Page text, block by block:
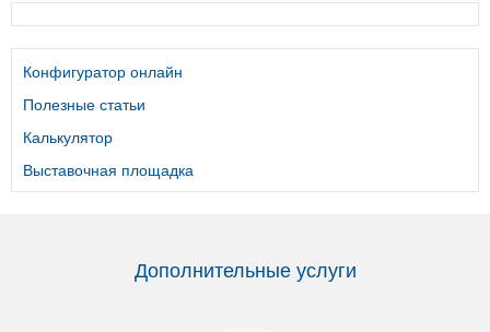
Конфигуратор онлайн
Полезные статьи
Калькулятор
Выставочная площадка
Дополнительные услуги